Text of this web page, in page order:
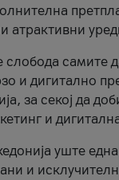
атрактивни
самите
и дигитално
за секој да
и
уште
и